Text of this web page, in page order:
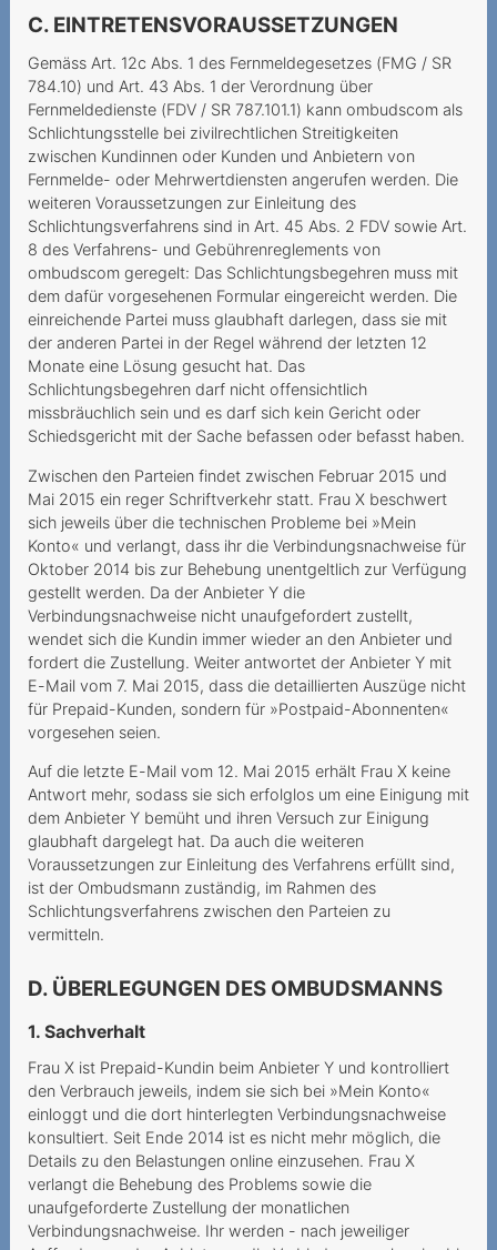
C. EINTRETENSVORAUSSETZUNGEN
Gemäss Art. 12c Abs. 1 des Fernmeldegesetzes (FMG / SR
784.10) und Art. 43 Abs. 1 der Verordnung über
Fernmeldedienste (FDV / SR 787.101.1) kann ombudscom als
Schlichtungsstelle bei zivilrechtlichen Streitigkeiten
zwischen Kundinnen oder Kunden und Anbietern von
Fernmelde- oder Mehrwertdiensten angerufen werden. Die
weiteren Voraussetzungen zur Einleitung des
Schlichtungsverfahrens sind in Art. 45 Abs. 2 FDV sowie Art.
8 des Verfahrens- und Gebührenreglements von
ombudscom geregelt: Das Schlichtungsbegehren muss mit
dem dafür vorgesehenen Formular eingereicht werden. Die
einreichende Partei muss glaubhaft darlegen, dass sie mit
der anderen Partei in der Regel während der letzten 12
Monate eine Lösung gesucht hat. Das
Schlichtungsbegehren darf nicht offensichtlich
missbräuchlich sein und es darf sich kein Gericht oder
Schiedsgericht mit der Sache befassen oder befasst haben.
Zwischen den Parteien findet zwischen Februar 2015 und
Mai 2015 ein reger Schriftverkehr statt. Frau X beschwert
sich jeweils über die technischen Probleme bei »Mein
Konto« und verlangt, dass ihr die Verbindungsnachweise für
Oktober 2014 bis zur Behebung unentgeltlich zur Verfügung
gestellt werden. Da der Anbieter Y die
Verbindungsnachweise nicht unaufgefordert zustellt,
wendet sich die Kundin immer wieder an den Anbieter und
fordert die Zustellung. Weiter antwortet der Anbieter Y mit
E-Mail vom 7. Mai 2015, dass die detaillierten Auszüge nicht
für Prepaid-Kunden, sondern für »Postpaid-Abonnenten«
vorgesehen seien.
Auf die letzte E-Mail vom 12. Mai 2015 erhält Frau X keine
Antwort mehr, sodass sie sich erfolglos um eine Einigung mit
dem Anbieter Y bemüht und ihren Versuch zur Einigung
glaubhaft dargelegt hat. Da auch die weiteren
Voraussetzungen zur Einleitung des Verfahrens erfüllt sind,
ist der Ombudsmann zuständig, im Rahmen des
Schlichtungsverfahrens zwischen den Parteien zu
vermitteln.
D. ÜBERLEGUNGEN DES OMBUDSMANNS
1. Sachverhalt
Frau X ist Prepaid-Kundin beim Anbieter Y und kontrolliert
den Verbrauch jeweils, indem sie sich bei »Mein Konto«
einloggt und die dort hinterlegten Verbindungsnachweise
konsultiert. Seit Ende 2014 ist es nicht mehr möglich, die
Details zu den Belastungen online einzusehen. Frau X
verlangt die Behebung des Problems sowie die
unaufgeforderte Zustellung der monatlichen
Verbindungsnachweise. Ihr werden - nach jeweiliger
Datenroaming -
Auslandreise mit bösem
Erwachen
Ein Anruf genügt, um eine
Sperrung zu verhindern
Preiserhöhung während der
Mindestvertragsdauer
Festnetz auf einmal
kostenpflichtig
2022
Zur Drosselung der
Datengeschwindigkeit im
Ausland
Internet“
Illimitato non significa
limitato
Unlauteres und
irreführendes Vorgehen
Confusion totale menant la
demande de portage à
l’échec
Verbindungsnachweisen
ohne Ermächtigung
Kündigung wegen Umzug
Mieux vaut pas deux fois
qu'une
complexes et inflexibles
Partnervermittlung
Unerwünschte
Mehrwertdienst-SMS
Promotion mit Tücke
Kabelanschlussgebühren
doppelt bezahlt?